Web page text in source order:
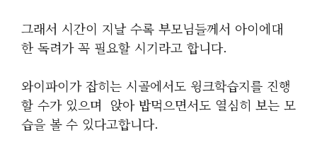
그래서 시간이 지날 수록 부모님들께서 아이에대
한 독려가 꼭 필요할 시기라고 합니다.
와이파이가 잡히는 시골에서도 윙크학습지를 진행
할 수가 있으며 앉아 밥먹으면서도 열심히 보는 모
습을 볼 수 있다고합니다.